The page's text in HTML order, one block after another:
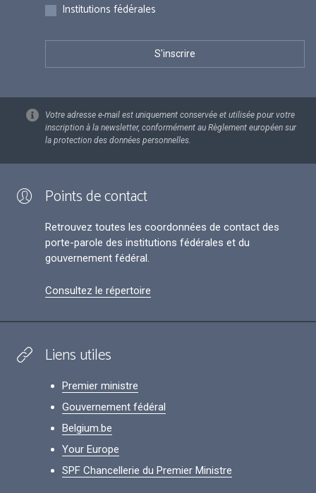
Institutions fédérales
Votre adresse e-mail est uniquement conservée et utilisée pour votre
inscription à la newsletter, conformément au Règlement européen sur
la protection des données personnelles.
Points de contact
Retrouvez toutes les coordonnées de contact des
porte-parole des institutions fédérales et du
gouvernement fédéral.
Consultez le répertoire
Liens utiles
Premier ministre
Gouvernement fédéral
Belgium.be
Your Europe
SPF Chancellerie du Premier Ministre